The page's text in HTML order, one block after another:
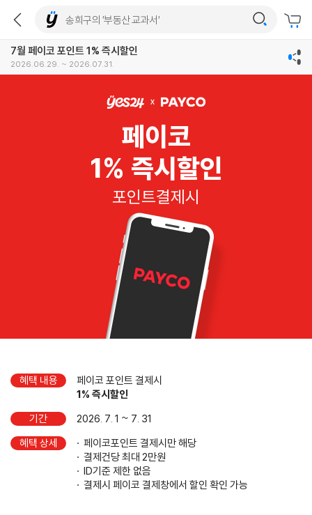
7월 페이코 포인트 1% 즉시할인
2026.06.29. ~ 2026.07.31.
페이코
1% 즉시할인
포인트결제시
혜택 내용
페이코 포인트 결제시
1% 즉시할인
기간
2026. 7. 1 ~ 7. 31
혜택 상세
페이코포인트 결제시만 해당
결제건당 최대 2만원
ID기준 제한 없음
결제시 페이코 결제창에서 할인 확인 가능